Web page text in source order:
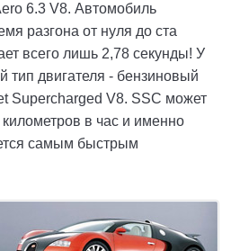
6.3 V8. Автомобиль
разгона от нуля до ста
всего лишь 2,78 секунды! У
двигателя - бензиновый
Supercharged V8. SSC может
километров в час и именно
самым быстрым